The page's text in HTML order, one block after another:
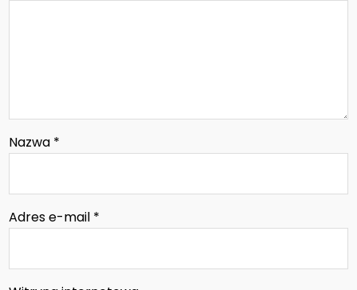
Nazwa *
Adres e-mail *